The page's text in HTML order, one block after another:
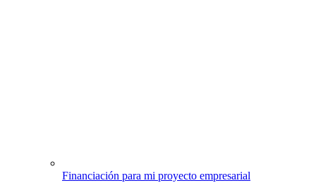
Financiación para mi proyecto empresarial